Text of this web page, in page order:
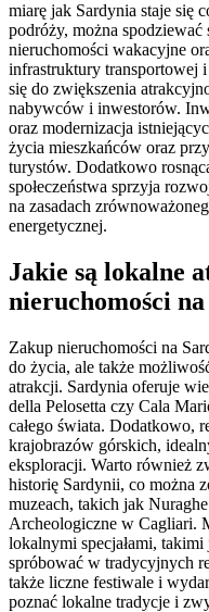
miarę jak Sardynia staje się
podróży, można spodziewać
nieruchomości wakacyjne
infrastruktury transportowej
się do zwiększenia
nabywców i inwestorów.
oraz modernizacja
życia mieszkańców oraz
turystów. Dodatkowo
społeczeństwa sprzyja
na zasadach
energetycznej.
Jakie są lokalne
nieruchomości
Zakup nieruchomości na
do życia, ale także
atrakcji. Sardynia oferuje
della Pelosetta czy Cala
całego świata. Dodatkowo,
krajobrazów górskich,
eksploracji. Warto również
historię Sardynii, co można
muzeach, takich jak
Archeologiczne w Cagliari.
lokalnymi specjałami,
spróbować w tradycyjnych
także liczne festiwale i
poznać lokalne tradycje i